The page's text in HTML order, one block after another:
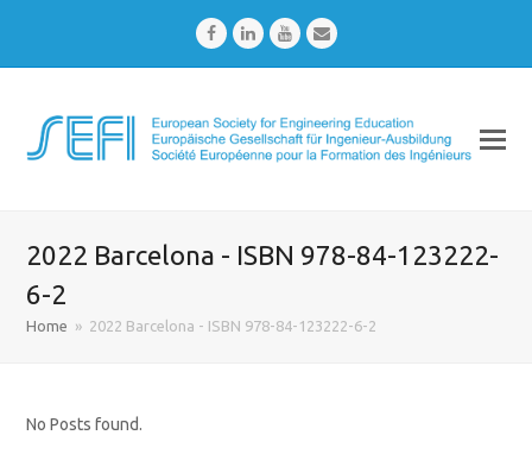
FacebookLinkedInYoutubeEmail
2022 Barcelona - ISBN 978-84-123222-
6-2
Home » 2022 Barcelona - ISBN 978-84-123222-6-2
No Posts found.